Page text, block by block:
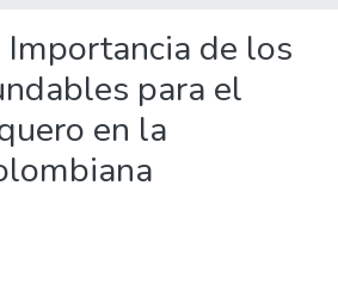
Importancia de los
para el
en la